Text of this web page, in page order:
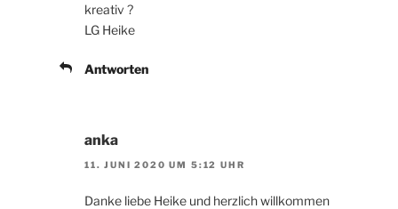
kreativ ?
LG Heike
Antworten
anka
11. JUNI 2020 UM 5:12 UHR
Danke liebe Heike und herzlich willkommen